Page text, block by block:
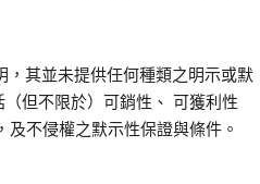
，其並未提供任何種類之明示或默
但不限於）可銷性、 可獲利性
及不侵權之默示性保證與條件。